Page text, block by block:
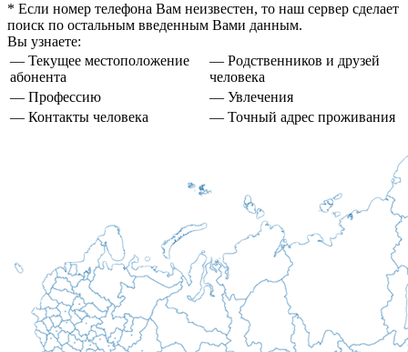
* Если номер телефона Вам неизвестен, то наш сервер сделает
поиск по остальным введенным Вами данным.
Вы узнаете:
— Текущее местоположение
абонента
— Родственников и друзей
человека
— Профессию
— Увлечения
— Контакты человека
— Точный адрес проживания